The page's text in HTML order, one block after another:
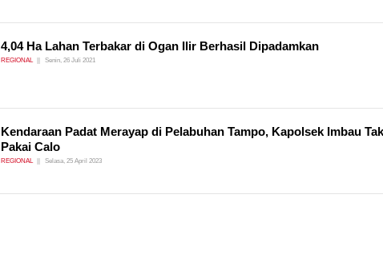
4,04 Ha Lahan Terbakar di Ogan Ilir Berhasil Dipadamkan
REGIONAL Senin, 26 Juli 2021
Kendaraan Padat Merayap di Pelabuhan Tampo, Kapolsek Imbau Tak
Pakai Calo
REGIONAL Selasa, 25 April 2023